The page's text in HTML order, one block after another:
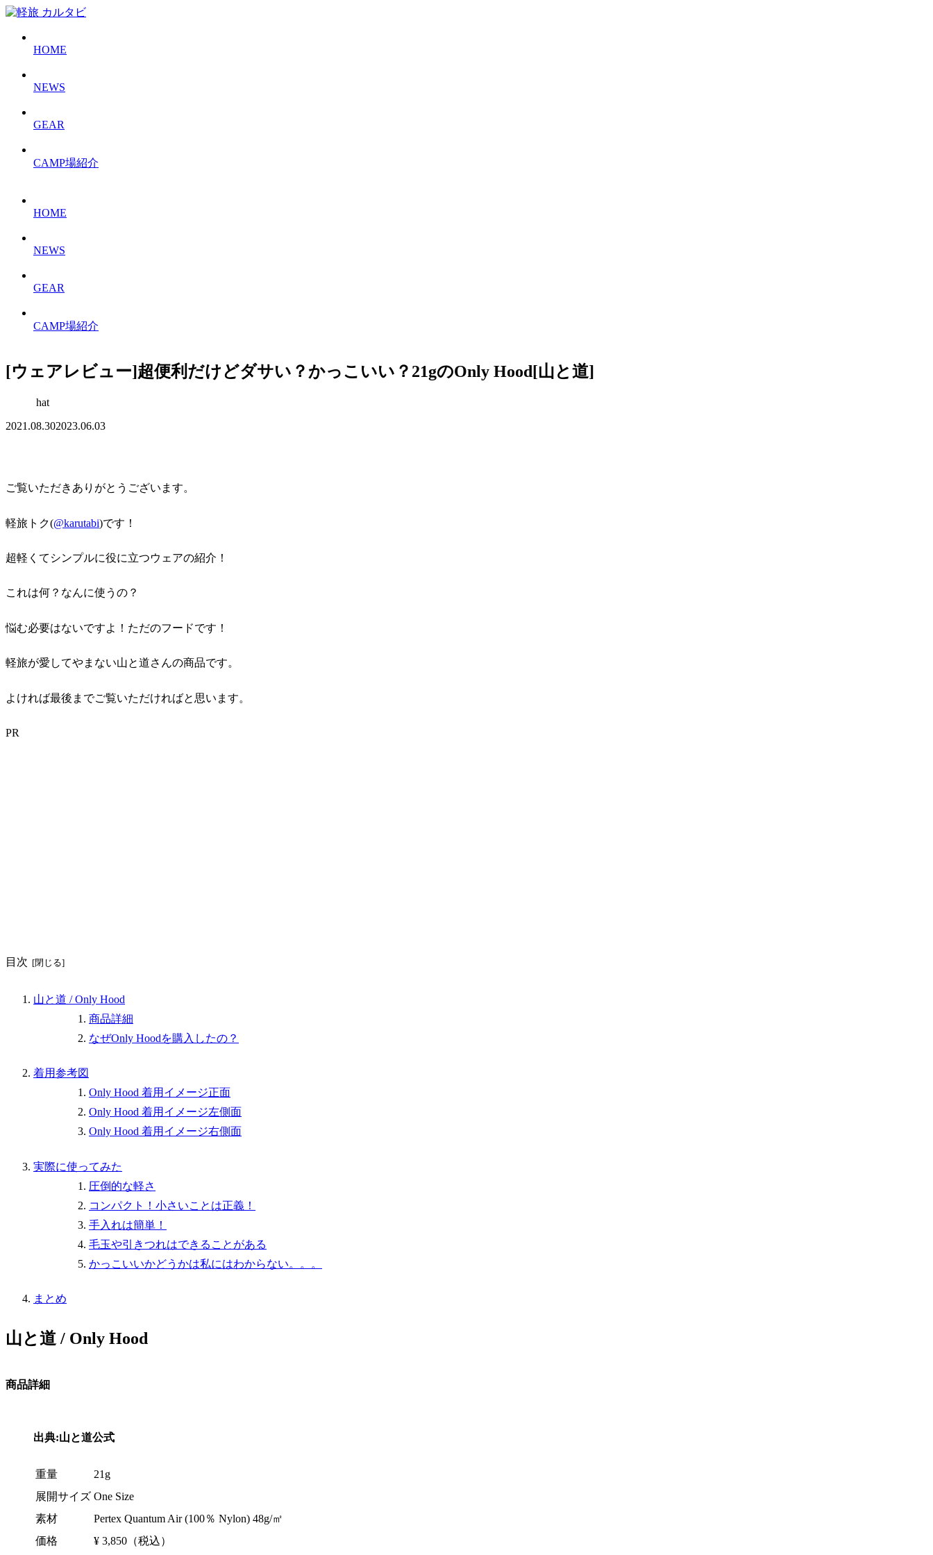
HOME
NEWS
GEAR
CAMP場紹介
HOME
NEWS
GEAR
CAMP場紹介
[ウェアレビュー]超便利だけどダサい？かっこいい？21gのOnly Hood[山と道]
hat
2021.08.302023.06.03
ご覧いただきありがとうございます。
軽旅トク(@karutabi)です！
超軽くてシンプルに役に立つウェアの紹介！
これは何？なんに使うの？
悩む必要はないですよ！ただのフードです！
軽旅が愛してやまない山と道さんの商品です。
よければ最後までご覧いただければと思います。
PR
目次
山と道 / Only Hood
商品詳細
なぜOnly Hoodを購入したの？
着用参考図
Only Hood 着用イメージ正面
Only Hood 着用イメージ左側面
Only Hood 着用イメージ右側面
実際に使ってみた
圧倒的な軽さ
コンパクト！小さいことは正義！
手入れは簡単！
毛玉や引きつれはできることがある
かっこいいかどうかは私にはわからない。。。
まとめ
山と道 / Only Hood
商品詳細
出典:山と道公式
重量
21g
展開サイズ One Size
素材
Pertex Quantum Air (100％ Nylon) 48g/㎡
価格
¥ 3,850（税込）